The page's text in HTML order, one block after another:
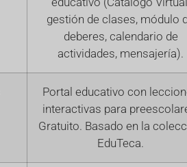
gestión de clases, módulo
deberes, calendario de
actividades, mensajería).
Portal educativo con
interactivas para
Gratuito. Basado en la
EduTeca.